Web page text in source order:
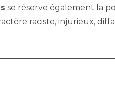
se réserve également la
raciste, injurieux,